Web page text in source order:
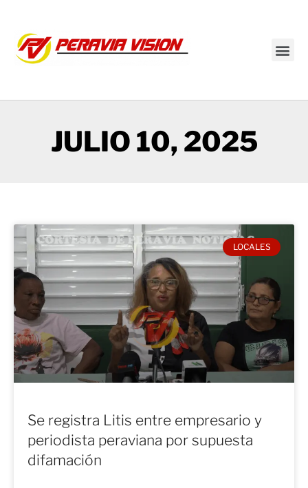
JULIO 10, 2025
LOCALES
Se registra Litis entre empresario y
periodista peraviana por supuesta
difamación